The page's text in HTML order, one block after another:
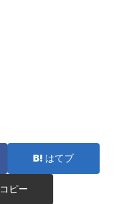
はてブ
コピー